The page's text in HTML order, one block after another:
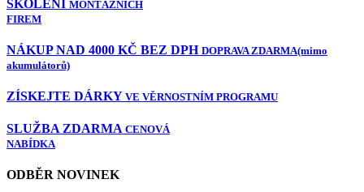
ŠKOLENÍ MONTÁŽNÍCH
FIREM
NÁKUP NAD 4000 KČ BEZ DPH DOPRAVA ZDARMA(mimo
akumulátorů)
ZÍSKEJTE DÁRKY VE VĚRNOSTNÍM PROGRAMU
SLUŽBA ZDARMA CENOVÁ
NABÍDKA
ODBĚR NOVINEK